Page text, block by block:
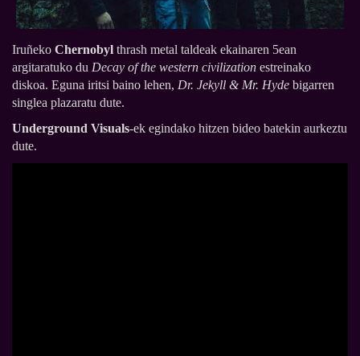
Iruñeko Chernobyl thrash metal taldeak ekainaren 5ean
argitaratuko du Decay of the western civilization estreinako
diskoa. Eguna iritsi baino lehen, Dr. Jekyll & Mr. Hyde bigarren
singlea plazaratu dute.
Underground Visuals-ek egindako hitzen bideo batekin aurkeztu
dute.